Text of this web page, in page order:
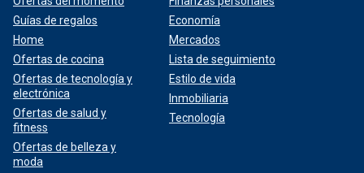
Guías de regalos
Home
Ofertas de cocina
Ofertas de tecnología y
electrónica
Ofertas de salud y
fitness
Ofertas de belleza y
moda
Economía
Mercados
Lista de seguimiento
Estilo de vida
Inmobiliaria
Tecnología